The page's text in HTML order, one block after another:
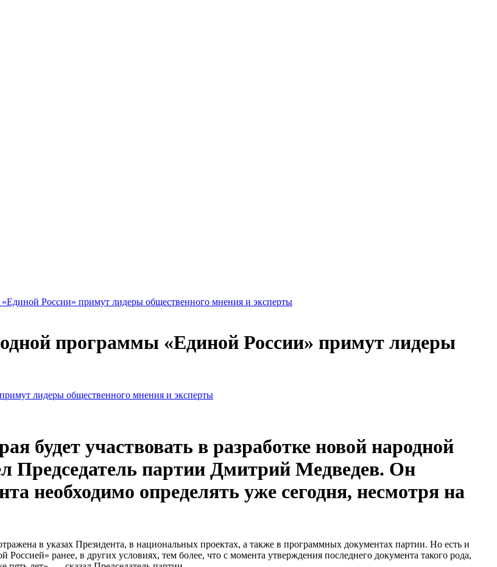
России» примут лидеры общественного мнения и эксперты
программы «Единой России» примут лидеры
будет участвовать в разработке новой народной
Председатель партии Дмитрий Медведев. Он
необходимо определять уже сегодня, несмотря на
в указах Президента, в национальных проектах, а также в программных документах партии. Но есть и
ранее, в других условиях, тем более, что с момента утверждения последнего документа такого рода,